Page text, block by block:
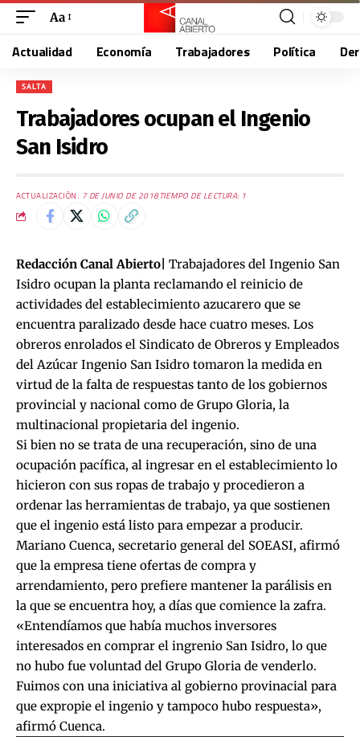
Aa
Actualidad Economía Trabajadores Política
SALTA
Trabajadores ocupan el Ingenio
San Isidro
ACTUALIZACIÓN: 7 DE JUNIO DE 2018TIEMPO DE LECTURA: 1
Redacción Canal Abierto| Trabajadores del Ingenio San
Isidro ocupan la planta reclamando el reinicio de
actividades del establecimiento azucarero que se
encuentra paralizado desde hace cuatro meses. Los
obreros enrolados el Sindicato de Obreros y Empleados
del Azúcar Ingenio San Isidro tomaron la medida en
virtud de la falta de respuestas tanto de los gobiernos
provincial y nacional como de Grupo Gloria, la
multinacional propietaria del ingenio.
Si bien no se trata de una recuperación, sino de una
ocupación pacífica, al ingresar en el establecimiento lo
hicieron con sus ropas de trabajo y procedieron a
ordenar las herramientas de trabajo, ya que sostienen
que el ingenio está listo para empezar a producir.
Mariano Cuenca, secretario general del SOEASI, afirmó
que la empresa tiene ofertas de compra y
arrendamiento, pero prefiere mantener la parálisis en
la que se encuentra hoy, a días que comience la zafra.
«Entendíamos que había muchos inversores
interesados en comprar el ingrenio San Isidro, lo que
no hubo fue voluntad del Grupo Gloria de venderlo.
Fuimos con una iniciativa al gobierno provinacial para
que expropie el ingenio y tampoco hubo respuesta»,
afirmó Cuenca.